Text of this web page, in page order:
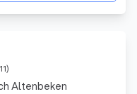
Altenbeken